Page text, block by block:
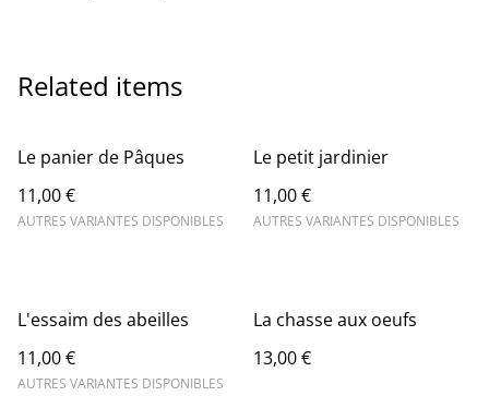
Related items
Le panier de Pâques
11,00 €
AUTRES VARIANTES DISPONIBLES
Le petit jardinier
11,00 €
AUTRES VARIANTES DISPONIBLES
L'essaim des abeilles
11,00 €
AUTRES VARIANTES DISPONIBLES
La chasse aux oeufs
13,00 €